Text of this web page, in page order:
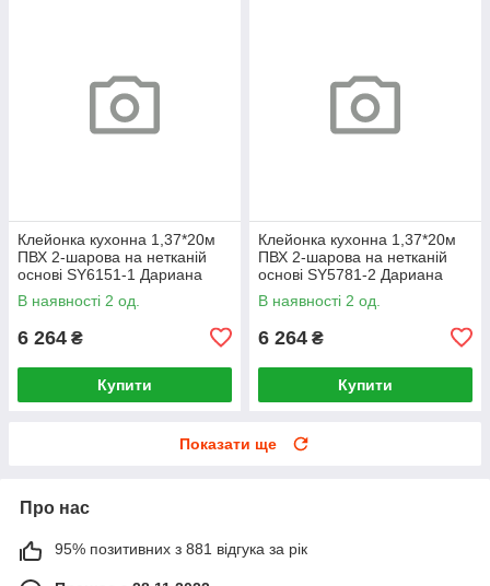
Клейонка кухонна 1,37*20м
ПВХ 2-шарова на нетканій
основі SY6151-1 Дариана
В наявності 2 од.
6 264 ₴
Купити
Клейонка кухонна 1,37*20м
ПВХ 2-шарова на нетканій
основі SY5781-2 Дариана
В наявності 2 од.
6 264 ₴
Купити
Показати ще
Про нас
95% позитивних з 881 відгука за рік